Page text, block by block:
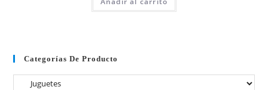
Categorías De Producto